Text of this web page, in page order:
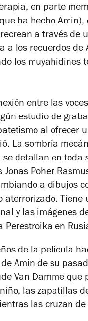
en parte
ha hecho
recrean a través de
a los recuerdos de
los muyahidines
entre las
estudio de
al ofrecer
La sombría
detallan en toda
Poher
a dibujos
aterrorizado. Tiene
y las imágenes
Perestroika en
de la película
Amin de su
Van Damme
las zapatillas
las cruzan